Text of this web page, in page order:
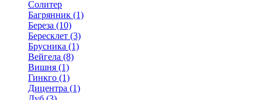
Солитер
Багрянник (1)
Береза (10)
Бересклет (3)
Брусника (1)
Вейгела (8)
Вишня (1)
Гинкго (1)
Дицентра (1)